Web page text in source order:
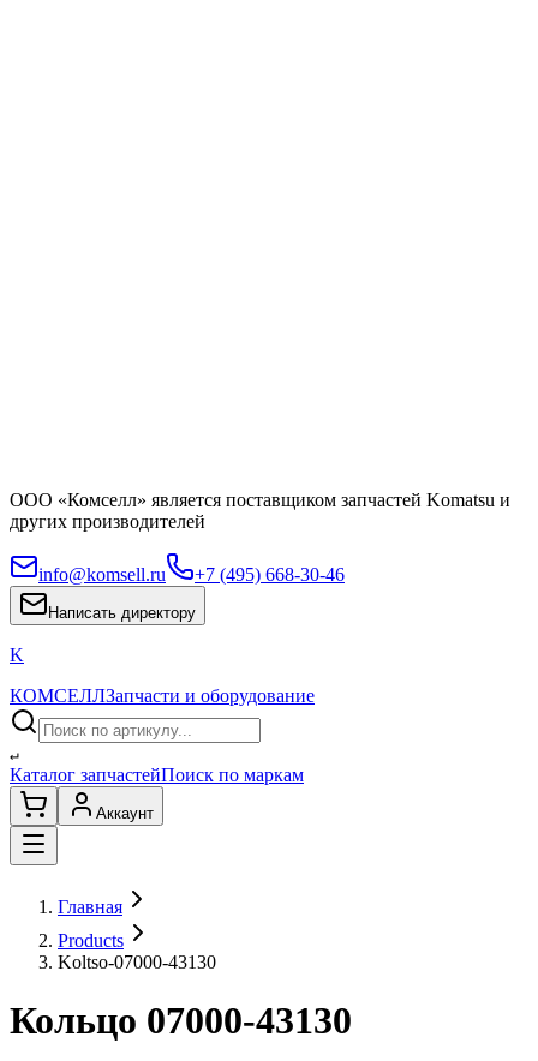
ООО «Комселл» является поставщиком запчастей Komatsu и
других производителей
info@komsell.ru +7 (495) 668-30-46
Написать директору
K
КОМСЕЛЛЗапчасти и оборудование
↵
Каталог запчастейПоиск по маркам
Аккаунт
Главная
Products
Koltso-07000-43130
Кольцо 07000-43130